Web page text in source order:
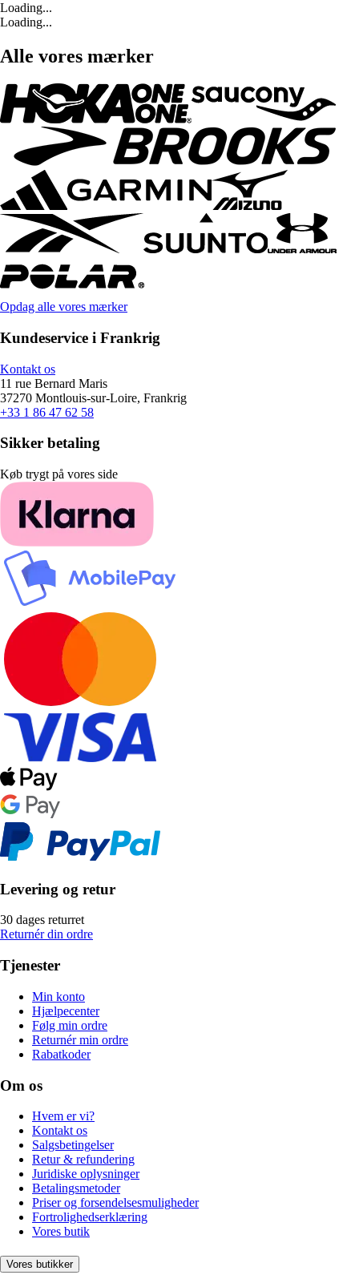
Loading...
Loading...
Alle vores mærker
Opdag alle vores mærker
Kundeservice i Frankrig
Kontakt os
11 rue Bernard Maris
37270 Montlouis-sur-Loire, Frankrig
+33 1 86 47 62 58
Sikker betaling
Køb trygt på vores side
Levering og retur
30 dages returret
Returnér din ordre
Tjenester
Min konto
Hjælpecenter
Følg min ordre
Returnér min ordre
Rabatkoder
Om os
Hvem er vi?
Kontakt os
Salgsbetingelser
Retur & refundering
Juridiske oplysninger
Betalingsmetoder
Priser og forsendelsesmuligheder
Fortrolighedserklæring
Vores butik
Vores butikker